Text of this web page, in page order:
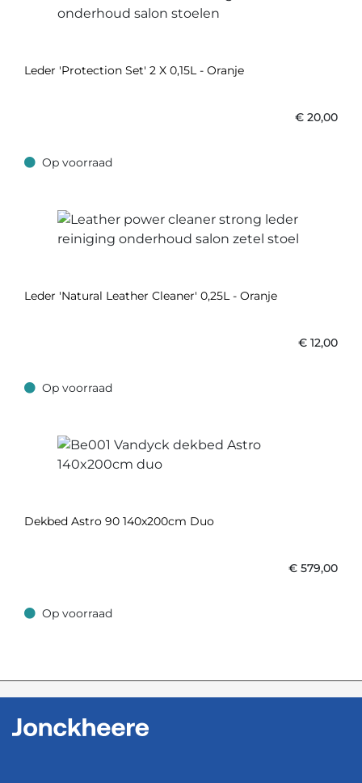
Leder 'Protection Set' 2 X 0,15L - Oranje
€ 20,00
Op voorraad
Op voorraad
Leder 'Natural Leather Cleaner' 0,25L - Oranje
€ 12,00
Op voorraad
Op voorraad
Dekbed Astro 90 140x200cm Duo
€ 579,00
Op voorraad
Op voorraad